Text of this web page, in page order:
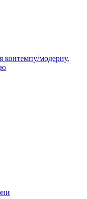
контемпу/модерну,